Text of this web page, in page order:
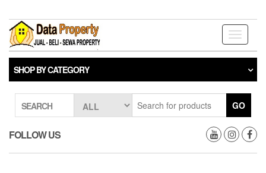
the
content
Toggle
SHOP BY CATEGORY
SEARCH GO
FOLLOW US